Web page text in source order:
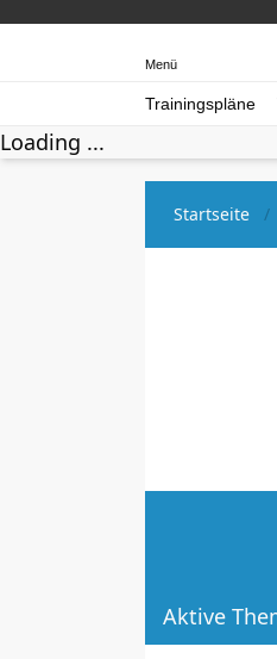
Menü
Trainingspläne
Loading ...
Startseite
Aktive